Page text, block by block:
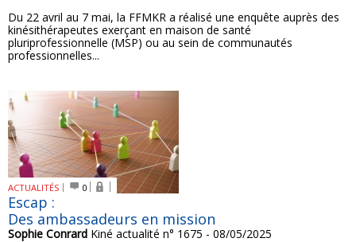
Du 22 avril au 7 mai, la FFMKR a réalisé une enquête auprès des
kinésithérapeutes exerçant en maison de santé
pluriprofessionnelle (MSP) ou au sein de communautés
professionnelles...
ACTUALITÉS 0
Escap :
Des ambassadeurs en mission
Sophie Conrard Kiné actualité n° 1675 - 08/05/2025